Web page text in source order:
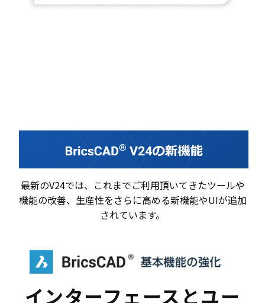
最新のV24では、これまでご利用頂いてきたツールや
機能の改善、生産性をさらに高める新機能やUIが追加
されています。
インターフェースとユー